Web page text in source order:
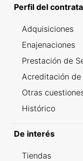
Perfil del
Adquisiciones
Enajenaciones
Prestación de
Acreditación de
Otras
Histórico
De interés
Tiendas